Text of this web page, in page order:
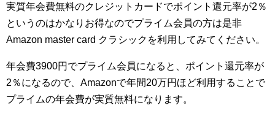
実質年会費無料のクレジットカードでポイント還元率が2％
というのはかなりお得なのでプライム会員の方は是非
Amazon master card クラシックを利用してみてください。
年会費3900円でプライム会員になると、ポイント還元率が
2％になるので、Amazonで年間20万円ほど利用することで
プライムの年会費が実質無料になります。